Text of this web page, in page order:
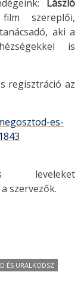
László
szereplői,
aki a
is
regisztráció az
es-
leveleket
szervezők.
ÉS URALKODSZ